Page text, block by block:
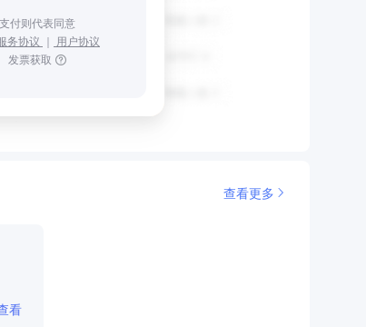
支付则代表同意
务协议 ｜ 用户协议
发票获取
查看更多
看